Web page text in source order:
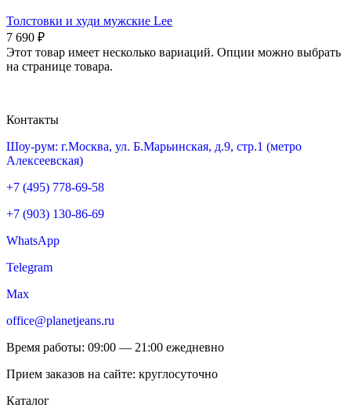
Толстовки и худи мужские Lee
7 690 ₽
Этот товар имеет несколько вариаций. Опции можно выбрать
на странице товара.
Контакты
Шоу-рум: г.Москва, ул. Б.Марьинская, д.9, стр.1 (метро
Алексеевская)
+7 (495) 778-69-58
+7 (903) 130-86-69
WhatsApp
Telegram
Max
office@planetjeans.ru
Время работы: 09:00 — 21:00 ежедневно
Прием заказов на сайте: круглосуточно
Каталог